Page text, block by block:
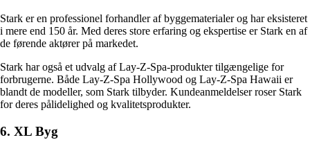
Stark er en professionel forhandler af byggematerialer og har eksisteret
i mere end 150 år. Med deres store erfaring og ekspertise er Stark en af
de førende aktører på markedet.
Stark har også et udvalg af Lay-Z-Spa-produkter tilgængelige for
forbrugerne. Både Lay-Z-Spa Hollywood og Lay-Z-Spa Hawaii er
blandt de modeller, som Stark tilbyder. Kundeanmeldelser roser Stark
for deres pålidelighed og kvalitetsprodukter.
6. XL Byg